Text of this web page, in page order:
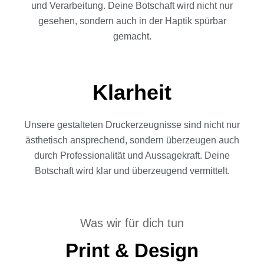
und Verarbeitung. Deine Botschaft wird nicht nur
gesehen, sondern auch in der Haptik spürbar
gemacht.
Klarheit
Unsere gestalteten Druckerzeugnisse sind nicht nur
ästhetisch ansprechend, sondern überzeugen auch
durch Professionalität und Aussagekraft. Deine
Botschaft wird klar und überzeugend vermittelt.
Was wir für dich tun
Print & Design